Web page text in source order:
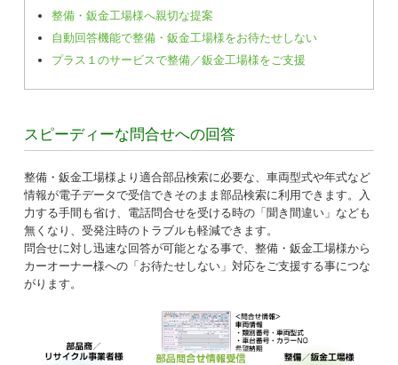
整備・鈑金工場様へ親切な提案
自動回答機能で整備・鈑金工場様をお待たせしない
プラス１のサービスで整備／鈑金工場様をご支援
スピーディーな問合せへの回答
整備・鈑金工場様より適合部品検索に必要な、車両型式や年式など
情報が電子データで受信できそのまま部品検索に利用できます。入
力する手間も省け、電話問合せを受ける時の「聞き間違い」なども
無くなり、受発注時のトラブルも軽減できます。
問合せに対し迅速な回答が可能となる事で、整備・鈑金工場様から
カーオーナー様への「お待たせしない」対応をご支援する事につな
がります。